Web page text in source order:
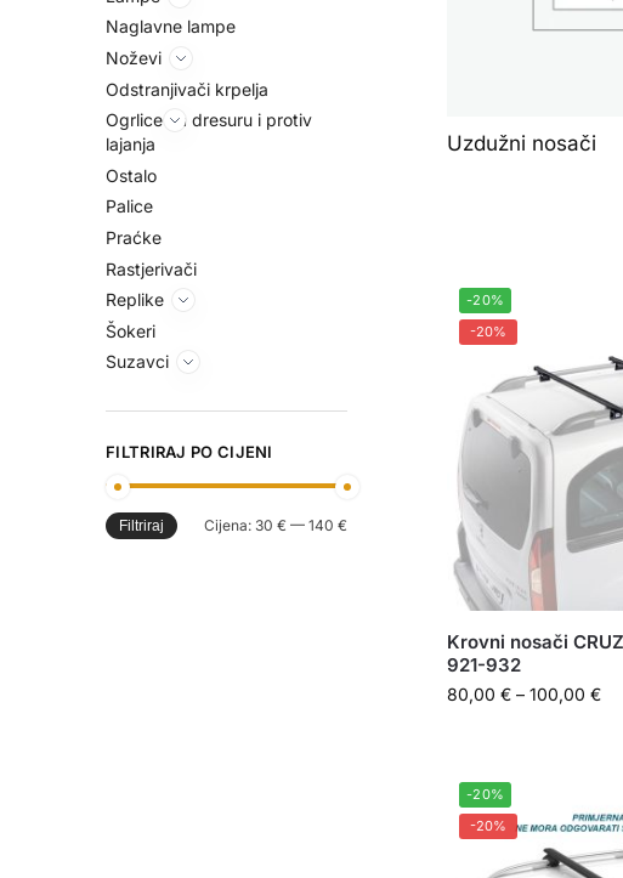
Uzdužni nosači
-20%
-20%
Krovni nosači
921-932
80,00 € – 100,00 €
-20%
-20%
Naglavne lampe
Noževi
Odstranjivači krpelja
Ogrlice za dresuru i protiv
lajanja
Ostalo
Palice
Praćke
Rastjerivači
Replike
Šokeri
Suzavci
FILTRIRAJ PO CIJENI
Filtriraj Cijena: 30 € — 140 €